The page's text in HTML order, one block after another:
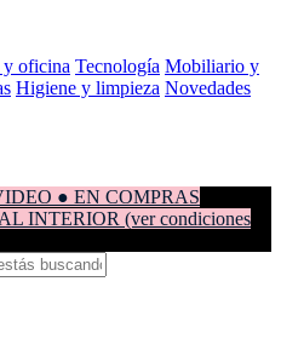
y oficina Tecnología Mobiliario y
Higiene y limpieza Novedades
● EN COMPRAS
INTERIOR (ver condiciones